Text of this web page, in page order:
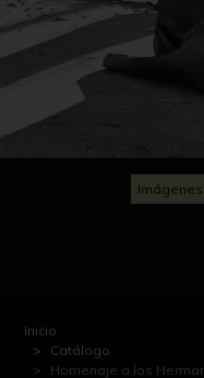
Inicio
Catálogo
Homenaje a los